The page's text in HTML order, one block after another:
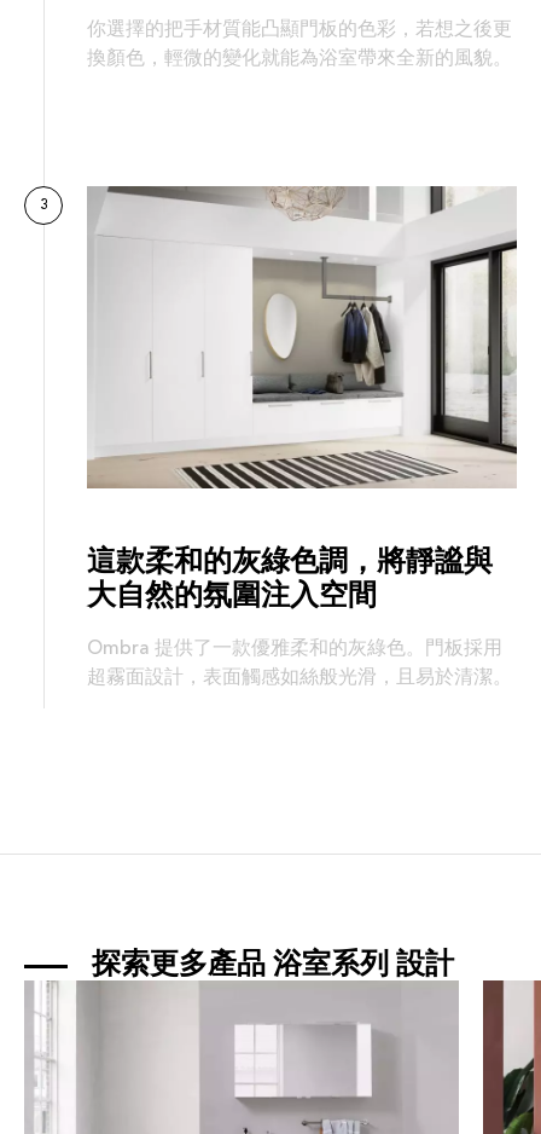
你選擇的把手材質能凸顯門板的色彩，若想之後更
換顏色，輕微的變化就能為浴室帶來全新的風貌。
3
這款柔和的灰綠色調，將靜謐與
大自然的氛圍注入空間
Ombra 提供了一款優雅柔和的灰綠色。門板採用
超霧面設計，表面觸感如絲般光滑，且易於清潔。
探索更多產品 浴室系列 設計